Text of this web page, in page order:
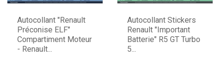
Autocollant "Renault
Préconise ELF"
Compartiment Moteur
- Renault...
Autocollant Stickers
Renault "Important
Batterie" R5 GT Turbo
5...